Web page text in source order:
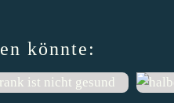
könnte: